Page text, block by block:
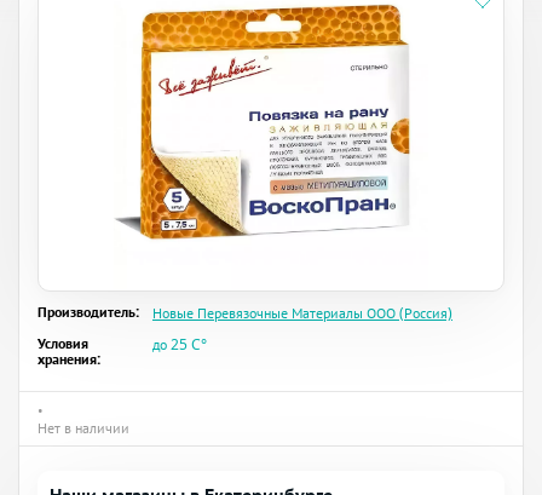
Производитель:
Новые Перевязочные Материалы ООО (Россия)
Условия
хранения:
до 25 C°
•
Нет в наличии